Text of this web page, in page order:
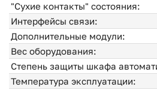
"Сухие контакты" состояния:
Интерфейсы связи:
Дополнительные модули:
Вес оборудования:
Степень защиты шкафа
Температура эксплуатации: